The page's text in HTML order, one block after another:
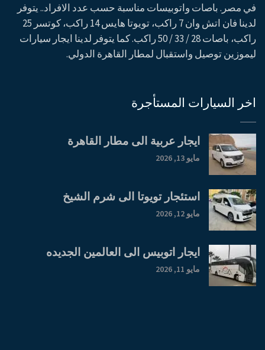
في مصر. باصات واتوبيسات مناسبة حسب عدد الافراد.. يتوفر
لدينا فان اتش وان 7 راكب، تويوتا هايس 14 راكب، كوتسر 25
راكب، باصات 28 / 33 / 50 راكب. كما يتوفر لدينا ايجار سيارات
ليموزين توصيل واستقبال لمطار القاهرة الدولي.
اخر السيارات المستأجرة
ايجار عربية الى مطار القاهرة
مايو 13, 2026
استئجار تويوتا الى شرم الشيخ
مايو 12, 2026
ايجار اتوبيس الى العالمين الجديده
مايو 11, 2026